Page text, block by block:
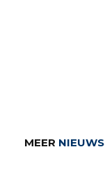
MEER NIEUWS